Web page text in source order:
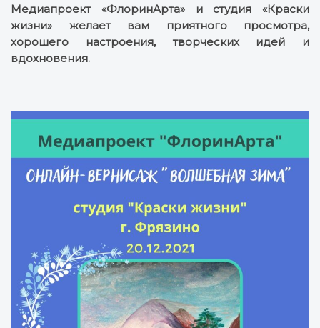
Медиапроект «ФлоринАрта» и студия «Краски
жизни» желает вам приятного просмотра,
хорошего настроения, творческих идей и
вдохновения.